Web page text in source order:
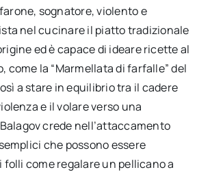
sognatore, violento e
nel cucinare il piatto tradizionale
ed è capace di ideare ricette al
come la “Marmellata di farfalle” del
a stare in equilibrio tra il cadere
e il volare verso una
crede nell’attaccamento
che possono essere
come regalare un pellicano a